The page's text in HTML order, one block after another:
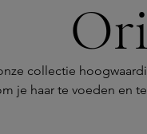
collectie
je haar te voeden en